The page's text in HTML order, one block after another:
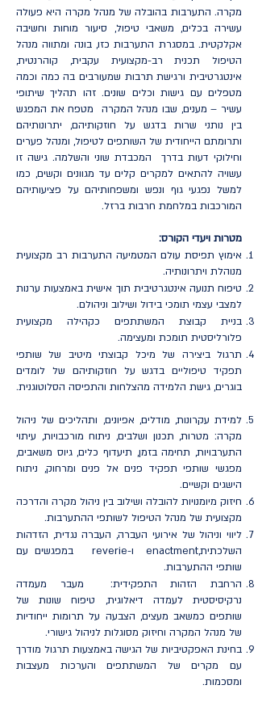
מקרה. התערבות בהובלה של מנהל מקרה היא פעולה
עשירה בכלים, משאבי טיפול, סיעור מוחות וחשיבה
אקלקטית. במסגרת התערבות כזו, בונה ומתווה מנהל
הטיפול תכנית רב-מקצועית עקבית, קוהרנטית,
אינטגרטיבית ורגישת תרבות שמעורבים בה כמה וכמה
מטפלים עם גישות וכלים שונים. זהו תהליך שיתופי
עשיר – מענים, שבו מנהל המקרה מטפח את המפגש
בין נותני שרות בדגש על חוזקותיהם, יתרונותיהם
ותרומתם הייחודית של השותפים לטיפול, ומנהל פערים
וחילוקי דעות בדרך המכבדת שוני והשלמה. גישה זו
עשויה להתאים למקרים קלים עד מגוונים וקשים, כמו
למשל נפגעי גוף ונפש ומשפחותיהם על פציעותיהם
המורכבות במלחמת חרבות ברזל.
מטרות ויעדי הקורס:
אימוץ תפיסת עולם המטמיעה התערבות רב מקצועית
מנוהלת ויתרונותיה.
טיפוח תנועה אינטגרטיבית תוך אישית באמצעות ערנות
למצבי עצמי תומכי בידול ושילוב וניהולם.
בניית קבוצת המשתתפים כקהילה מקצועית
פלורליסטית תומכת ומעצימה.
תרגול ביצירה של מיכל קבוצתי מיטיב של שותפי
תפקיד טיפוליים בדגש על חוזקותיהם של לומדים
בוגרים, גישת הלמידה מהצלחות והתפיסה הסלוטוגנית.
למידת עקרונות, מודלים, אפיונים, ותהליכים של ניהול
מקרה: מטרות, תכנון ושלבים, ניתוח מורכבויות, עיתוי
התערבויות, תחימה בזמן, תיעדוף כלים, גיוס משאבים,
מפגשי שותפי תפקיד פנים אל פנים ומרחוק, ניתוח
הישגים וקשיים.
חיזוק מיומנויות להובלה ושילוב בין ניהול מקרה והדרכה
מקצועית של מנהל הטיפול לשותפי ההתערבות.
ליווי וניהול של אירועי העברה, העברה נגדית, הזדהות
השלכתית,enactment ו-reverie במפגשים עם
שותפי ההתערבות.
הרחבת הזהות התפקידית: מעבר מעמדה
נרקיסיסטית לעמדה דיאלוגית, טיפוח שונות של
שותפים כמשאב מעצים, הצבעה על תרומות ייחודיות
של מנהל המקרה וחיזוק מסוגלות לניהול גישורי.
בחינת האפקטיביות של הגישה באמצעות תרגול מודרך
עם מקרים של המשתתפים והערכות מעצבות
ומסכמות.